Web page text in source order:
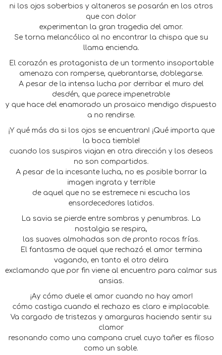
ni los ojos soberbios y altaneros se posarán en los otros
que con dolor
experimentan la gran tragedia del amor.
Se torna melancólico al no encontrar la chispa que su
llama encienda.
El corazón es protagonista de un tormento insoportable
amenaza con romperse, quebrantarse, doblegarse.
A pesar de la intensa lucha por derribar el muro del
desdén, que parece impenetrable
y que hace del enamorado un prosaico mendigo dispuesto
a no rendirse.
¡Y qué más da si los ojos se encuentran! ¡Qué importa que
la boca tiemble!
cuando los suspiros viajan en otra dirección y los deseos
no son compartidos.
A pesar de la incesante lucha, no es posible borrar la
imagen ingrata y terrible
de aquel que no se estremece ni escucha los
ensordecedores latidos.
La savia se pierde entre sombras y penumbras. La
nostalgia se respira,
las suaves almohadas son de pronto rocas frías.
El fantasma de aquel que rechazó el amor termina
vagando, en tanto el otro delira
exclamando que por fin viene al encuentro para calmar sus
ansias.
¡Ay cómo duele el amor cuando no hay amor!
cómo castiga cuando el rechazo es claro e implacable.
Va cargado de tristezas y amarguras haciendo sentir su
clamor
resonando como una campana cruel cuyo tañer es filoso
como un sable.